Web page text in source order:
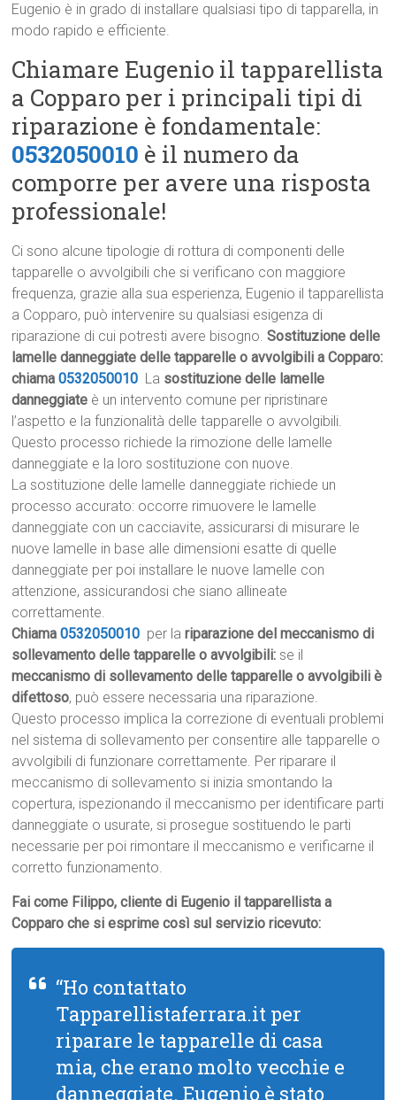
Eugenio è in grado di installare qualsiasi tipo di tapparella, in
modo rapido e efficiente.
Chiamare Eugenio il tapparellista
a Copparo per i principali tipi di
riparazione è fondamentale:
0532050010 è il numero da
comporre per avere una risposta
professionale!
Ci sono alcune tipologie di rottura di componenti delle
tapparelle o avvolgibili che si verificano con maggiore
frequenza, grazie alla sua esperienza, Eugenio il tapparellista
a Copparo, può intervenire su qualsiasi esigenza di
riparazione di cui potresti avere bisogno.Sostituzione delle
lamelle danneggiate delle tapparelle o avvolgibili a Copparo:
chiama0532050010 La sostituzione delle lamelle
danneggiate è un intervento comune per ripristinare
l’aspetto e la funzionalità delle tapparelle o avvolgibili.
Questo processo richiede la rimozione delle lamelle
danneggiate e la loro sostituzione con nuove.
La sostituzione delle lamelle danneggiate richiede un
processo accurato: occorre rimuovere le lamelle
danneggiate con un cacciavite, assicurarsi di misurare le
nuove lamelle in base alle dimensioni esatte di quelle
danneggiate per poi installare le nuove lamelle con
attenzione, assicurandosi che siano allineate
correttamente.
Chiama0532050010 per lariparazione del meccanismo di
sollevamento delle tapparelle o avvolgibili: se il
meccanismo di sollevamento delle tapparelle o avvolgibili è
difettoso, può essere necessaria una riparazione.
Questo processo implica la correzione di eventuali problemi
nel sistema di sollevamento per consentire alle tapparelle o
avvolgibili di funzionare correttamente. Per riparare il
meccanismo di sollevamento si inizia smontando la
copertura, ispezionando il meccanismo per identificare parti
danneggiate o usurate, si prosegue sostituendo le parti
necessarie per poi rimontare il meccanismo e verificarne il
corretto funzionamento.
Fai come Filippo, cliente di Eugenio il tapparellista a
Copparo che si esprime così sul servizio ricevuto:
“Ho contattato
Tapparellistaferrara.it per
riparare le tapparelle di casa
mia, che erano molto vecchie e
danneggiate. Eugenio è stato